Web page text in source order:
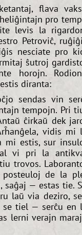
flava
pro
levis la
Petroviĉ,
nesciate pro
ŝutroj
horojn.
diranta:
sendas vin
tempojn. Pri
ĉirkaŭ dek
vidis mi
mi estis, sur
vi pri la
trovos.
de la
saĝaj — estas tie.
laŭ via deziro,
se tiel — serĉu en
lerni verajn